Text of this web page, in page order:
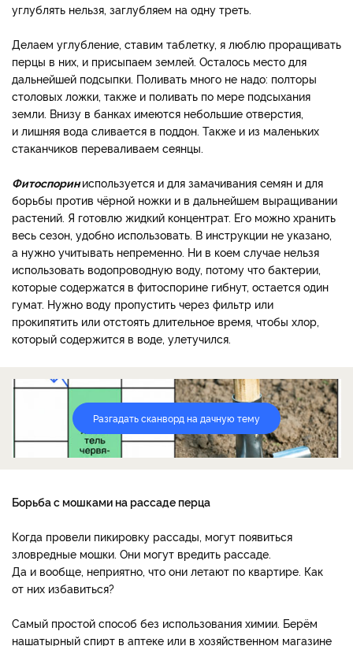
углублять нельзя, заглубляем на одну треть.
Делаем углубление, ставим таблетку, я люблю проращивать
перцы в них, и присыпаем землей. Осталось место для
дальнейшей подсыпки. Поливать много не надо: полторы
столовых ложки, также и поливать по мере подсыхания
земли. Внизу в банках имеются небольшие отверстия,
и лишняя вода сливается в поддон. Также и из маленьких
стаканчиков переваливаем сеянцы.
Фитоспориниспользуется и для замачивания семян и для
борьбы против чёрной ножки и в дальнейшем выращивании
растений. Я готовлю жидкий концентрат. Его можно хранить
весь сезон, удобно использовать. В инструкции не указано,
а нужно учитывать непременно. Ни в коем случае нельзя
использовать водопроводную воду, потому что бактерии,
которые содержатся в фитоспорине гибнут, остается один
гумат. Нужно воду пропустить через фильтр или
прокипятить или отстоять длительное время, чтобы хлор,
который содержится в воде, улетучился.
Разгадать сканворд на дачную тему
Борьба с мошками на рассаде перца
Когда провели пикировку рассады, могут появиться
зловредные мошки. Они могут вредить рассаде.
Да и вообще, неприятно, что они летают по квартире. Как
от них избавиться?
Самый простой способ без использования химии. Берём
нашатырный спирт в аптеке или в хозяйственном магазине